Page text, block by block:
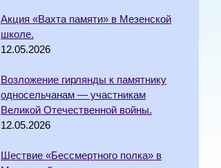
Акция «Вахта памяти» в Мезенской
школе.
12.05.2026
Возложение гирлянды к памятнику
односельчанам — участникам
Великой Отечественной войны.
12.05.2026
Шествие «Бессмертного полка» в